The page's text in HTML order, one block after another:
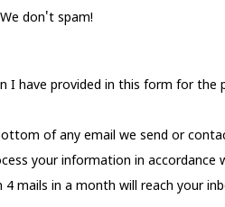
don't spam!
have provided in this form for the
of any email we send or
your information in accordance
mails in a month will reach your